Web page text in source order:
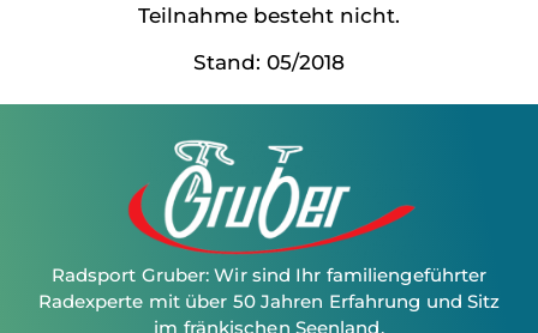
Teilnahme besteht nicht.
Stand: 05/2018
Radsport Gruber: Wir sind Ihr familiengeführter
Radexperte mit über 50 Jahren Erfahrung und Sitz
im fränkischen Seenland.